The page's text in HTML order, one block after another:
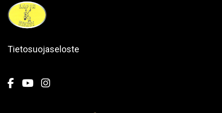
Tietosuojaseloste